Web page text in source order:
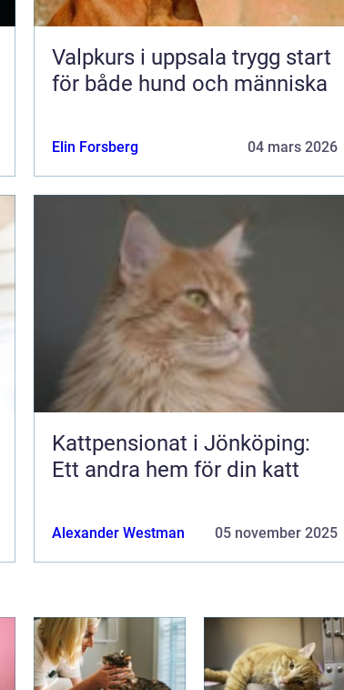
Valpkurs i uppsala trygg start
för både hund och människa
Elin Forsberg 04 mars 2026
Kattpensionat i Jönköping:
Ett andra hem för din katt
Alexander Westman 05 november 2025